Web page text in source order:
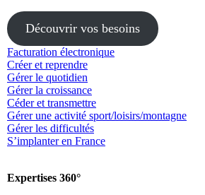
Découvrir vos besoins
Facturation électronique
Créer et reprendre
Gérer le quotidien
Gérer la croissance
Céder et transmettre
Gérer une activité sport/loisirs/montagne
Gérer les difficultés
S’implanter en France
Expertises 360°